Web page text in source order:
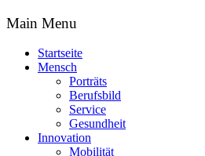
Main Menu
Startseite
Mensch
Porträts
Berufsbild
Service
Gesundheit
Innovation
Mobilität